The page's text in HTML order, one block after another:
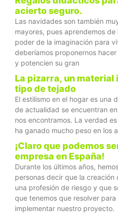
acierto seguro.
Las navidades son también
mayores, pues aprendemos
poder de la imaginación para
deberíamos proponernos
y potencien su gran
La pizarra, un
tipo de tejado
El estilismo en el hogar es una
de actualidad se encuentran
nos encontramos. La verdad
ha ganado mucho peso en los
¡Claro que podemos
empresa en España!
Durante los últimos años,
personas decir que la creación
una profesión de riesgo y que
que tenemos que resolver
implementar nuestro proyecto.